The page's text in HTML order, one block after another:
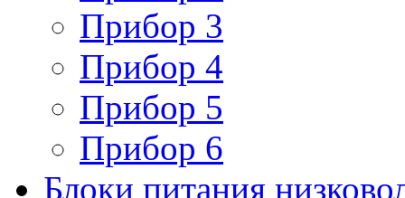
Прибор 3
Прибор 4
Прибор 5
Прибор 6
Блоки питания